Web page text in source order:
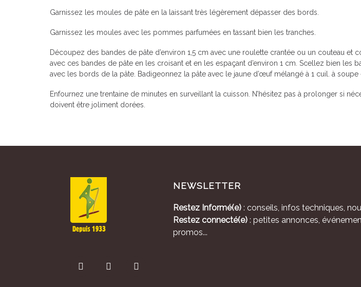
Garnissez les moules de pâte en la laissant très légèrement dépasser des bords.
Garnissez les moules avec les pommes parfumées en tassant bien les tranches.
Découpez des bandes de pâte d’environ 1,5 cm avec une roulette crantée ou un couteau et
avec ces bandes de pâte en les croisant et en les espaçant d’environ 1 cm. Scellez bien les
avec les bords de la pâte. Badigeonnez la pâte avec le jaune d’œuf mélangé à 1 cuil. à soupe
Enfournez une trentaine de minutes en surveillant la cuisson. N’hésitez pas à prolonger si
doivent être joliment dorées.
NEWSLETTER
Restez Informé(e) : conseils, infos techniques,
Restez connecté(e) : petites annonces,
promos...